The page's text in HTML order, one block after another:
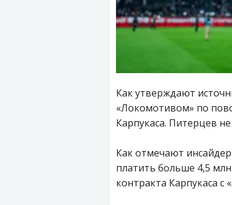
Как утверждают
«Локомотивом» по
Карпукаса. Питерцев
Как отмечают
платить больше 4,5
контракта Карпукаса с